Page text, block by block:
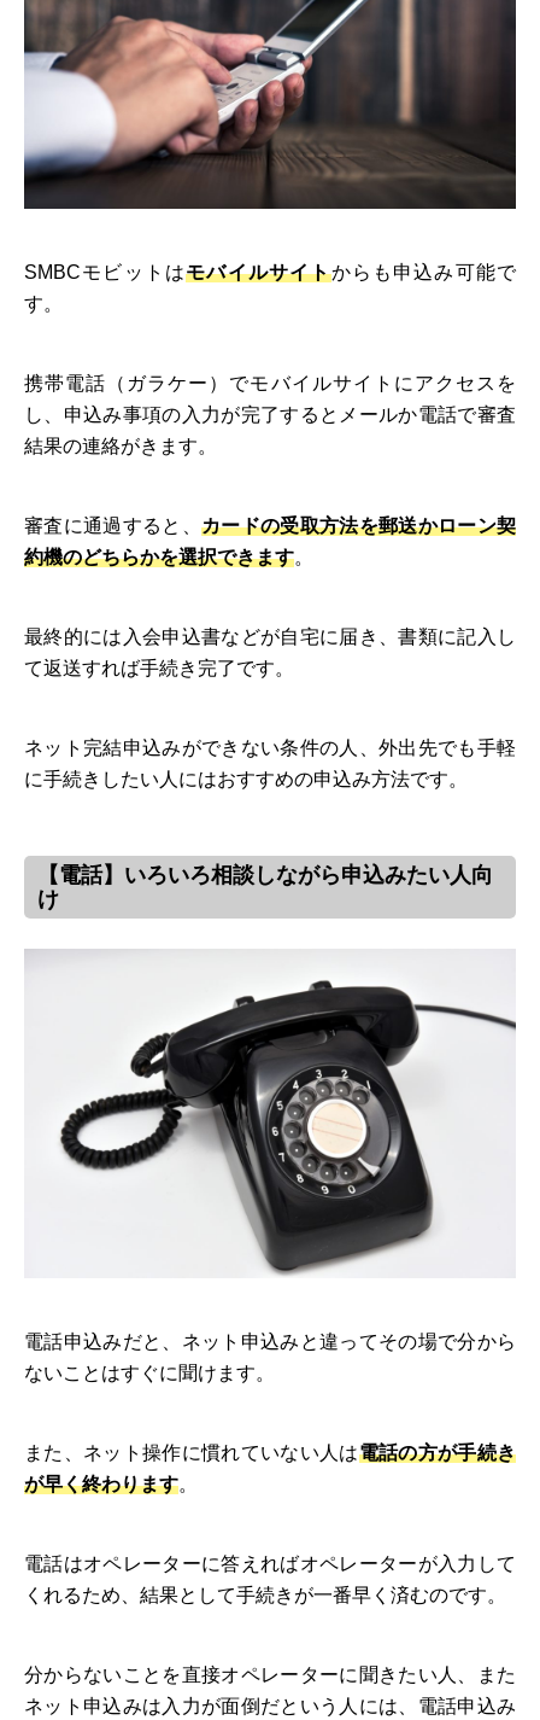
SMBCモビットはモバイルサイトからも申込み可能で
す。
携帯電話（ガラケー）でモバイルサイトにアクセスを
し、申込み事項の入力が完了するとメールか電話で審査
結果の連絡がきます。
審査に通過すると、 カードの受取方法を郵送かローン契
約機のどちらかを選択できます。
最終的には入会申込書などが自宅に届き、書類に記入し
て返送すれば手続き完了です。
ネット完結申込みができない条件の人、外出先でも手軽
に手続きしたい人にはおすすめの申込み方法です。
【電話】いろいろ相談しながら申込みたい人向
け
電話申込みだと、ネット申込みと違ってその場で分から
ないことはすぐに聞けます。
また、ネット操作に慣れていない人は電話の方が手続き
が早く終わります。
電話はオペレーターに答えればオペレーターが入力して
くれるため、結果として手続きが一番早く済むのです。
分からないことを直接オペレーターに聞きたい人、また
ネット申込みは入力が面倒だという人には、電話申込み